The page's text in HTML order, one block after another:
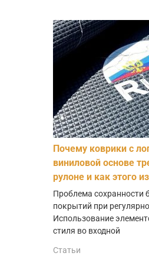
Почему коврики с
виниловой основе
рулоне и как этого
Проблема сохранности
покрытий при
Использование
стиля во входной
Статьи